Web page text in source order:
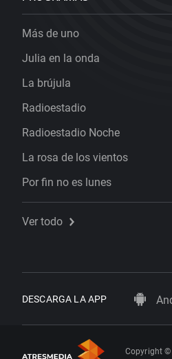
Más de uno
Julia en la onda
La brújula
Radioestadio
Radioestadio Noche
La rosa de los vientos
Por fin no es lunes
Ver todo
DESCARGA LA APP
Copyright ©